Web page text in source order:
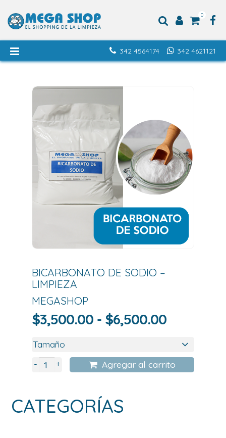
0
342 4621121
342 4564174
BICARBONATO DE SODIO –
LIMPIEZA
MEGASHOP
$3,500.00 - $6,500.00Rango
precios:
desde
- + Agregar al carrito
CATEGORÍAS